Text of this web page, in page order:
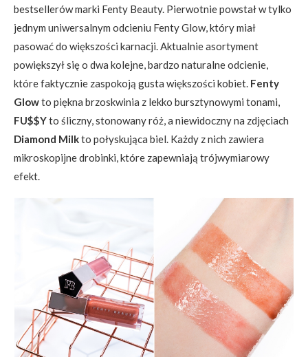
bestsellerów marki Fenty Beauty. Pierwotnie powstał w tylko
jednym uniwersalnym odcieniu Fenty Glow, który miał
pasować do większości karnacji. Aktualnie asortyment
powiększył się o dwa kolejne, bardzo naturalne odcienie,
które faktycznie zaspokoją gusta większości kobiet. Fenty
Glowto piękna brzoskwinia z lekko bursztynowymi tonami,
FU$$Yto śliczny, stonowany róż, a niewidoczny na zdjęciach
Diamond Milkto połyskująca biel. Każdy z nich zawiera
mikroskopijne drobinki, które zapewniają trójwymiarowy
efekt.